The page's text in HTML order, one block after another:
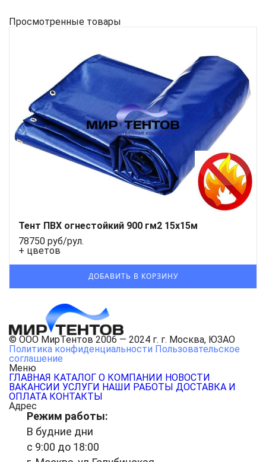
Просмотренные товары
Тент ПВХ огнестойкий 900 гм2 15х15м
78750 руб/рул.
+ цветов
© ООО МирТентов 2006 — 2024 г. г. Москва, ЮЗАО
Политика конфиденциальности Пользовательское
соглашение
Меню
ГЛАВНАЯ КАТАЛОГ О КОМПАНИИ НОВОСТИ
ВАКАНСИИ УСЛУГИ НАШИ РАБОТЫ ДОСТАВКА И
ОПЛАТА КОНТАКТЫ
Адрес
Режим работы:
В будние дни
с 9:00 до 18:00